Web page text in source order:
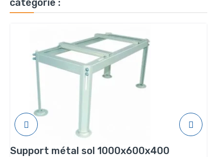
catégorie :
Support métal sol 1000x600x400